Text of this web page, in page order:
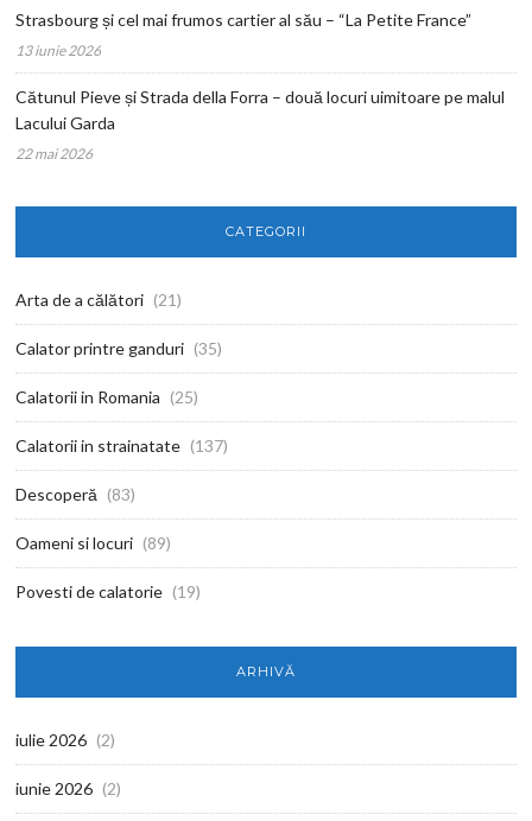
Strasbourg și cel mai frumos cartier al său – “La Petite France”
13 iunie 2026
Cătunul Pieve și Strada della Forra – două locuri uimitoare pe malul
Lacului Garda
22 mai 2026
CATEGORII
Arta de a călători (21)
Calator printre ganduri (35)
Calatorii in Romania (25)
Calatorii in strainatate (137)
Descoperă (83)
Oameni si locuri (89)
Povesti de calatorie (19)
ARHIVĂ
iulie 2026 (2)
iunie 2026 (2)